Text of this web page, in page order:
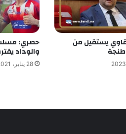
يستقيل من
طنجة
حصري:
والوداد
28 يناير، 2021